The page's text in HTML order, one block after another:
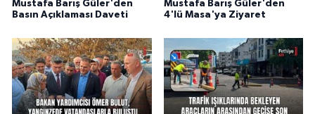
Mustafa Barış Güler'den
Basın Açıklaması Daveti
Mustafa Barış Güler'den
4'lü Masa'ya Ziyaret